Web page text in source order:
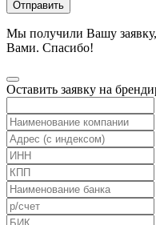
Отправить
Мы получили Вашу
Вами. Спасибо!
Оставить заявку на